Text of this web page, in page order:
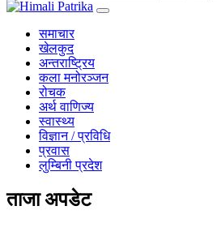
समाचार
खेलकुद
अन्तराष्ट्रिय
कला मनोरञ्जन
रोचक
अर्थ वाणिज्य
स्वास्थ्य
विज्ञान / प्रविधि
प्रवास
लुम्बिनी प्रदेश
ताजा अपडेट